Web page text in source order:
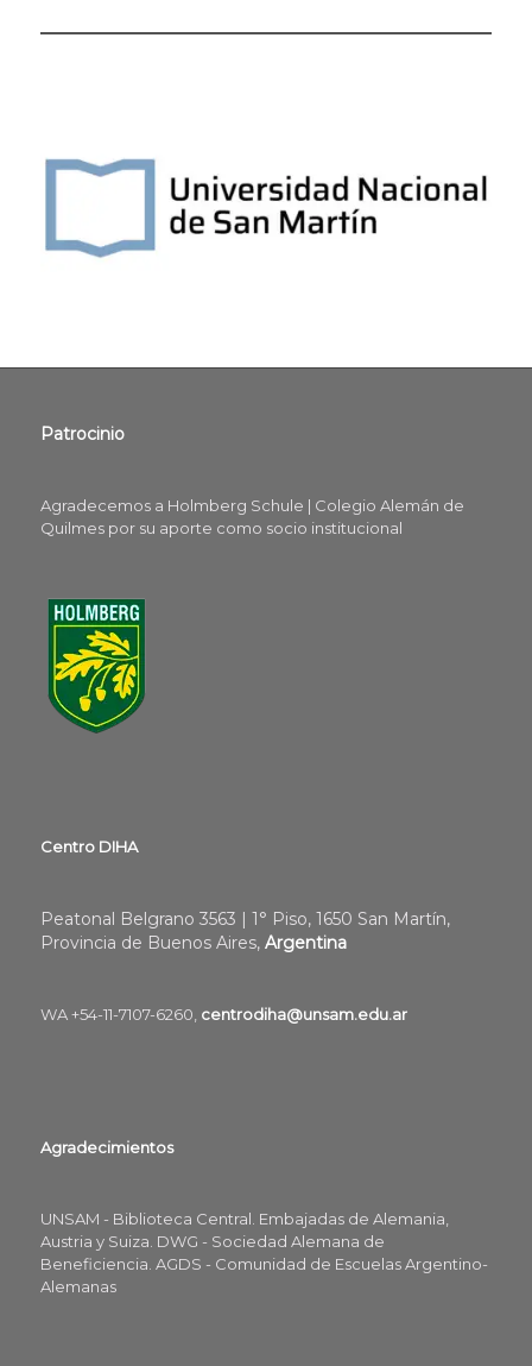
Patrocinio
Agradecemos a Holmberg Schule | Colegio Alemán de
Quilmes por su aporte como socio institucional
Centro DIHA
Peatonal Belgrano 3563 | 1° Piso, 1650 San Martín,
Provincia de Buenos Aires, Argentina
WA +54-11-7107-6260, centrodiha@unsam.edu.ar
Agradecimientos
UNSAM - Biblioteca Central. Embajadas de Alemania,
Austria y Suiza. DWG - Sociedad Alemana de
Beneficiencia. AGDS - Comunidad de Escuelas Argentino-
Alemanas